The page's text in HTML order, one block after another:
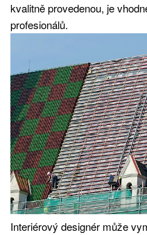
kvalitně provedenou, je
profesionálů.
Interiérový designér může